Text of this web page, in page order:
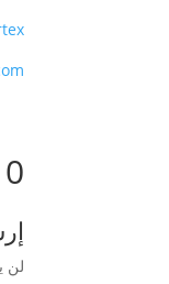
0 تعليق
لن